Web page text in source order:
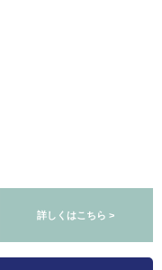
詳しくはこちら >